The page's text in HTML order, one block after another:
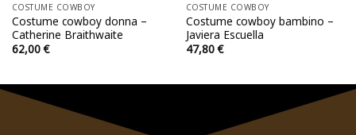
COSTUME COWBOY
Costume cowboy donna –
Catherine Braithwaite
62,00€
COSTUME COWBOY
Costume cowboy bambino –
Javiera Escuella
47,80€